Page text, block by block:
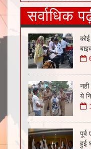
सर्वाधिक
ये
हुई